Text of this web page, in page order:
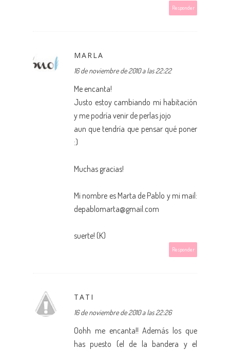
Responder
MARLA
16 de noviembre de 2010 a las 22:22
Me encanta!
Justo estoy cambiando mi habitación
y me podría venir de perlas jojo
aun que tendría que pensar qué poner
:)
Muchas gracias!
Mi nombre es Marta de Pablo y mi mail:
depablomarta@gmail.com
suerte! (K)
Responder
TATI
16 de noviembre de 2010 a las 22:26
Oohh me encanta!! Además los que
has puesto (el de la bandera y el